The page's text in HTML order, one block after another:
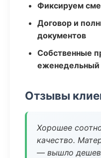
Фиксируем
Договор и
документов
Собственные
еженедельный
Отзывы
Хорошее
качество.
— вышло